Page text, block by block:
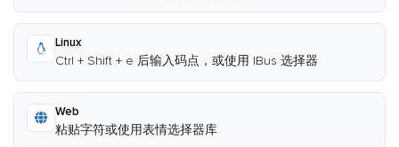
Linux
Ctrl + Shift + e 后输入码点，或使用 IBus 选择器
Web
粘贴字符或使用表情选择器库